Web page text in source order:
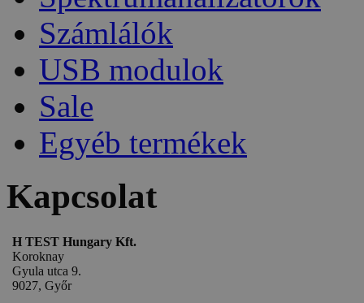
Számlálók
USB modulok
Sale
Egyéb termékek
Kapcsolat
H TEST Hungary Kft.
Koroknay
Gyula utca 9.
9027, Győr